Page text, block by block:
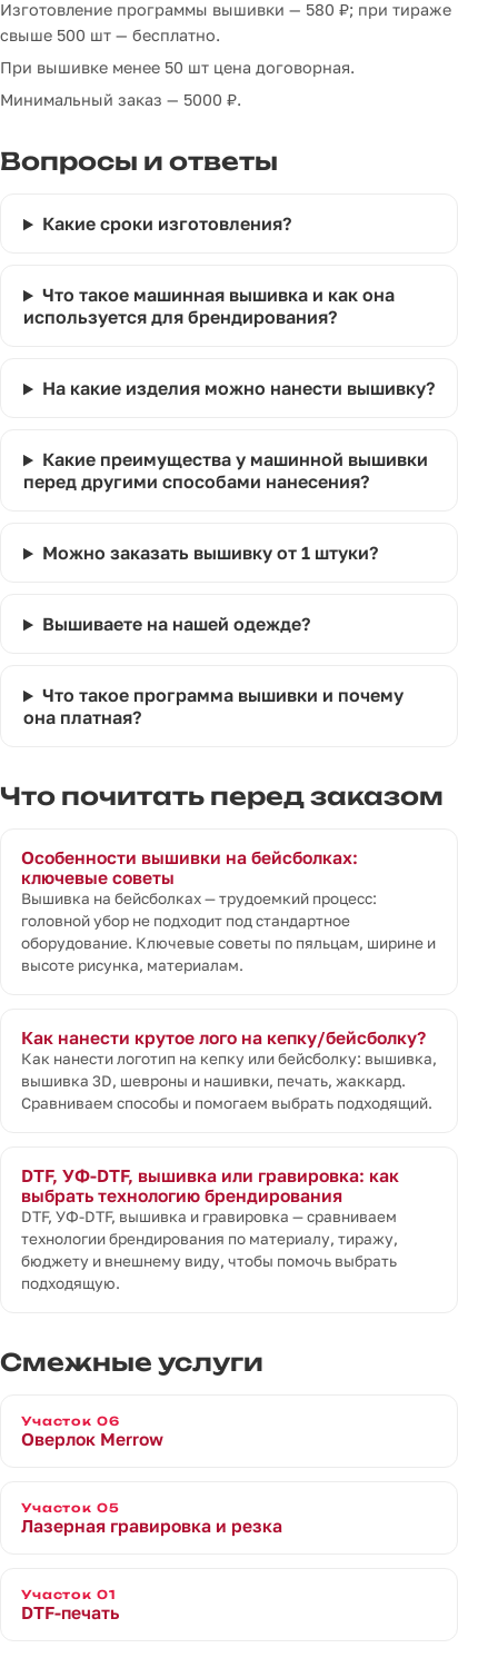
Изготовление программы вышивки — 580 ₽; при тираже
свыше 500 шт — бесплатно.
При вышивке менее 50 шт цена договорная.
Минимальный заказ — 5000 ₽.
Вопросы и ответы
Какие сроки изготовления?
Что такое машинная вышивка и как она
используется для брендирования?
На какие изделия можно нанести вышивку?
Какие преимущества у машинной вышивки
перед другими способами нанесения?
Можно заказать вышивку от 1 штуки?
Вышиваете на нашей одежде?
Что такое программа вышивки и почему
она платная?
Что почитать перед заказом
Особенности вышивки на бейсболках:
ключевые советы
Вышивка на бейсболках — трудоемкий процесс:
головной убор не подходит под стандартное
оборудование. Ключевые советы по пяльцам, ширине и
высоте рисунка, материалам.
Как нанести крутое лого на кепку/бейсболку?
Как нанести логотип на кепку или бейсболку: вышивка,
вышивка 3D, шевроны и нашивки, печать, жаккард.
Сравниваем способы и помогаем выбрать подходящий.
DTF, УФ-DTF, вышивка или гравировка: как
выбрать технологию брендирования
DTF, УФ-DTF, вышивка и гравировка — сравниваем
технологии брендирования по материалу, тиражу,
бюджету и внешнему виду, чтобы помочь выбрать
подходящую.
Смежные услуги
Участок 06
Оверлок Merrow
Участок 05
Лазерная гравировка и резка
Участок 01
DTF-печать